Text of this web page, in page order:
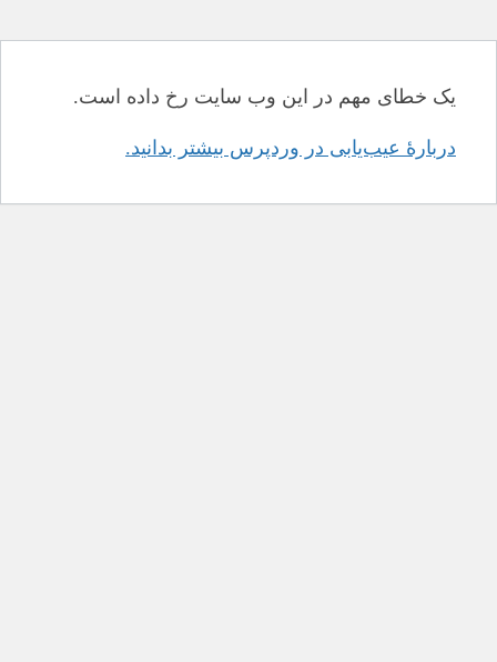
یک خطای مهم در این وب سایت رخ داده است.
دربارهٔ عیب‌یابی در وردپرس بیشتر بدانید.